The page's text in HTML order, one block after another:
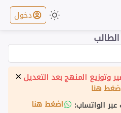
دخول
×وتوزيع المنهج بعد التعديل
هنا
الواتساب:
اضغط هنا